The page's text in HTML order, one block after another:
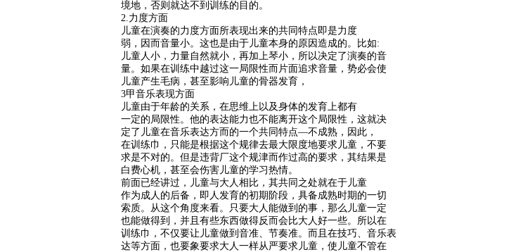
境地，否则就达不到训练的目的。
2.力度方面
儿童在演奏的力度方面所表现出来的共同特点即是力度
弱，因而音量小。这也是由于儿童本身的原因造成的。比如:
儿童人小，力量自然就小，再加上琴小，所以决定了演奏的音
量。如果在训练中越过这一局限性而片面追求音量，势必会使
儿童产生毛病，甚至影响儿童的骨器发育，
3甲音乐表现方面
儿童由于年龄的关系，在思维上以及身体的发育上都有
一定的局限性。他的表达能力也不能离开这个局限性，这就决
定了儿童在音乐表达方而的一个共同特点—不成熟，因此，
在训练巾，只能是根据这个规律去最大限度地要求儿童，不要
求是不对的。但是违背厂这个规津而作过高的要求，其结果是
白费心机，甚至会伤害儿童的学习热情。
前面已经讲过，儿童与大人相比，其共同之处就在于儿童
作为成人的后备，即人发育的初期阶段，具备成熟时期的一切
索质。从这个角度来看。只要大人能做到的事，那么儿童一定
也能做得到，并且有些东西做得反而会比大人好一些。所以在
训练巾，不仅要让儿童做到音准、节奏准。而且在技巧、音乐表
达等方面，也要象要求大人一样从严要求儿童，使儿童不管在